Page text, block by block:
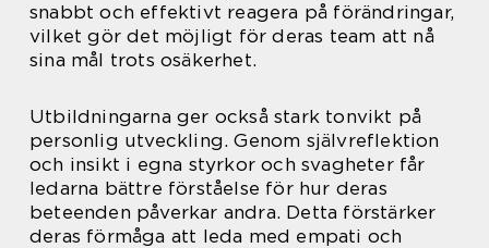
snabbt och effektivt reagera på förändringar,
vilket gör det möjligt för deras team att nå
sina mål trots osäkerhet.
Utbildningarna ger också stark tonvikt på
personlig utveckling. Genom självreflektion
och insikt i egna styrkor och svagheter får
ledarna bättre förståelse för hur deras
beteenden påverkar andra. Detta förstärker
deras förmåga att leda med empati och